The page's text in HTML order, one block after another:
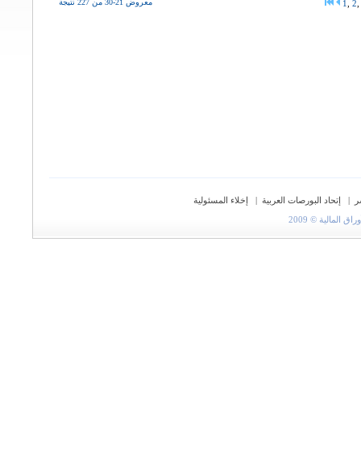
معروض 21-30 من 227 نتيجة 1 2
| إتحاد البورصات العربية |
إخلاء المسئولية
© 2009